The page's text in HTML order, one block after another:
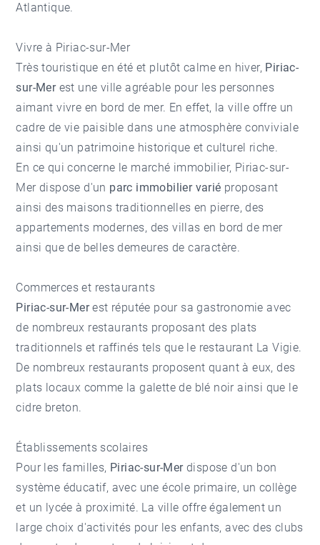
Atlantique.
Vivre à Piriac-sur-Mer
Très touristique en été et plutôt calme en hiver, Piriac-
sur-Merest une ville agréable pour les personnes
aimant vivre en bord de mer. En effet, la ville offre un
cadre de vie paisible dans une atmosphère conviviale
ainsi qu'un patrimoine historique et culturel riche.
En ce qui concerne le marché immobilier, Piriac-sur-
Mer dispose d'un parc immobilier varié proposant
ainsi des maisons traditionnelles en pierre, des
appartements modernes, des villas en bord de mer
ainsi que de belles demeures de caractère.
Commerces et restaurants
Piriac-sur-Merest réputée pour sa gastronomie avec
de nombreux restaurants proposant des plats
traditionnels et raffinés tels que le restaurant La Vigie.
De nombreux restaurants proposent quant à eux, des
plats locaux comme la galette de blé noir ainsi que le
cidre breton.
Établissements scolaires
Pour les familles, Piriac-sur-Merdispose d'un bon
système éducatif, avec une école primaire, un collège
et un lycée à proximité. La ville offre également un
large choix d'activités pour les enfants, avec des clubs